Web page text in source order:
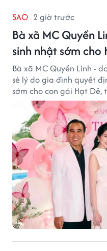
SAO 2 giờ trước
Bà xã MC Quyền
sinh nhật sớm cho
Bà xã MC Quyền Linh -
sẻ lý do gia đình quyết
sớm cho con gái Hạt Dẻ,
người hâm mộ.